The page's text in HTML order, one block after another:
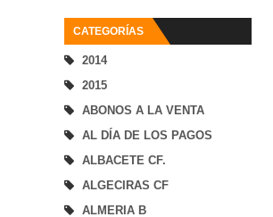
CATEGORÍAS
2014
2015
ABONOS A LA VENTA
AL DÍA DE LOS PAGOS
ALBACETE CF.
ALGECIRAS CF
ALMERIA B